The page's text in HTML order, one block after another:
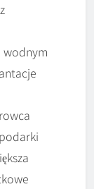
wodnym